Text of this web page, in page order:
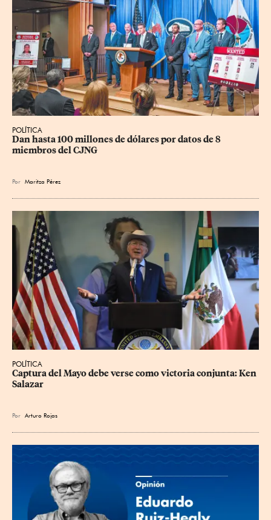
POLÍTICA
Dan hasta 100 millones de dólares por datos de 8
miembros del CJNG
Por Maritza Pérez
POLÍTICA
Captura del Mayo debe verse como victoria conjunta: Ken
Salazar
Por Arturo Rojas